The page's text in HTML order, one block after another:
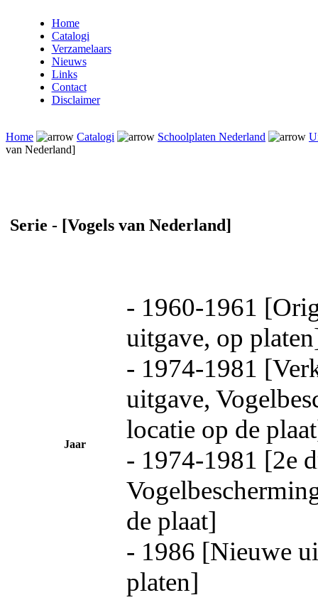
Home
Catalogi
Verzamelaars
Nieuws
Links
Contact
Disclaimer
Home Catalogi Schoolplaten Nederland
van Nederland]
Serie - [Vogels van Nederland]
Jaar
- 1960-1961
uitgave, op
- 1974-1981
uitgave,
locatie op de
- 1974-1981 [2e
de plaat]
- 1986 [Nieuwe
platen]